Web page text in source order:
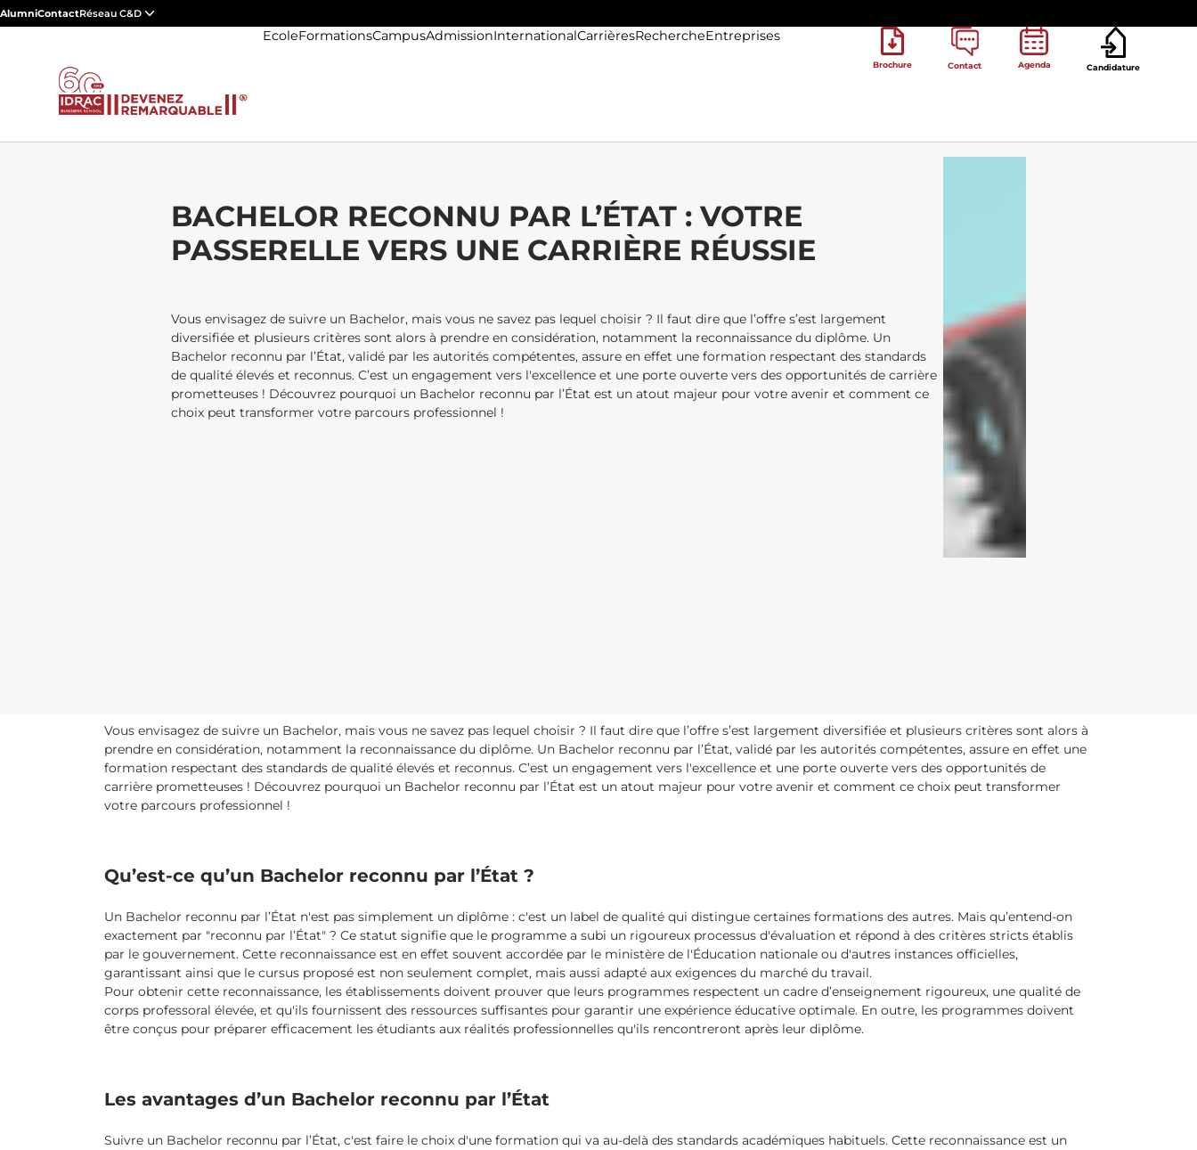
AlumniContactRéseau C&D
EcoleFormationsCampusAdmissionInternationalCarrièresRechercheEntreprises
Brochure Contact Agenda Candidature
BACHELOR RECONNU PAR L’ÉTAT : VOTRE
PASSERELLE VERS UNE CARRIÈRE RÉUSSIE
Vous envisagez de suivre un Bachelor, mais vous ne savez pas lequel choisir ? Il faut dire que l’offre s’est largement
diversifiée et plusieurs critères sont alors à prendre en considération, notamment la reconnaissance du diplôme. Un
Bachelor reconnu par l’État, validé par les autorités compétentes, assure en effet une formation respectant des standards
de qualité élevés et reconnus. C’est un engagement vers l'excellence et une porte ouverte vers des opportunités de carrière
prometteuses ! Découvrez pourquoi un Bachelor reconnu par l’État est un atout majeur pour votre avenir et comment ce
choix peut transformer votre parcours professionnel !
Vous envisagez de suivre un Bachelor, mais vous ne savez pas lequel choisir ? Il faut dire que l’offre s’est largement diversifiée et plusieurs critères sont alors à
prendre en considération, notamment la reconnaissance du diplôme. Un Bachelor reconnu par l’État, validé par les autorités compétentes, assure en effet une
formation respectant des standards de qualité élevés et reconnus. C’est un engagement vers l'excellence et une porte ouverte vers des opportunités de
carrière prometteuses ! Découvrez pourquoi un Bachelor reconnu par l’État est un atout majeur pour votre avenir et comment ce choix peut transformer
votre parcours professionnel !
Qu’est-ce qu’un Bachelor reconnu par l’État ?
Un Bachelor reconnu par l’État n'est pas simplement un diplôme : c'est un label de qualité qui distingue certaines formations des autres. Mais qu’entend-on
exactement par "reconnu par l’État" ? Ce statut signifie que le programme a subi un rigoureux processus d'évaluation et répond à des critères stricts établis
par le gouvernement. Cette reconnaissance est en effet souvent accordée par le ministère de l'Éducation nationale ou d'autres instances officielles,
garantissant ainsi que le cursus proposé est non seulement complet, mais aussi adapté aux exigences du marché du travail.
Pour obtenir cette reconnaissance, les établissements doivent prouver que leurs programmes respectent un cadre d’enseignement rigoureux, une qualité de
corps professoral élevée, et qu'ils fournissent des ressources suffisantes pour garantir une expérience éducative optimale. En outre, les programmes doivent
être conçus pour préparer efficacement les étudiants aux réalités professionnelles qu'ils rencontreront après leur diplôme.
Les avantages d’un Bachelor reconnu par l’État
Suivre un Bachelor reconnu par l’État, c'est faire le choix d'une formation qui va au-delà des standards académiques habituels. Cette reconnaissance est un